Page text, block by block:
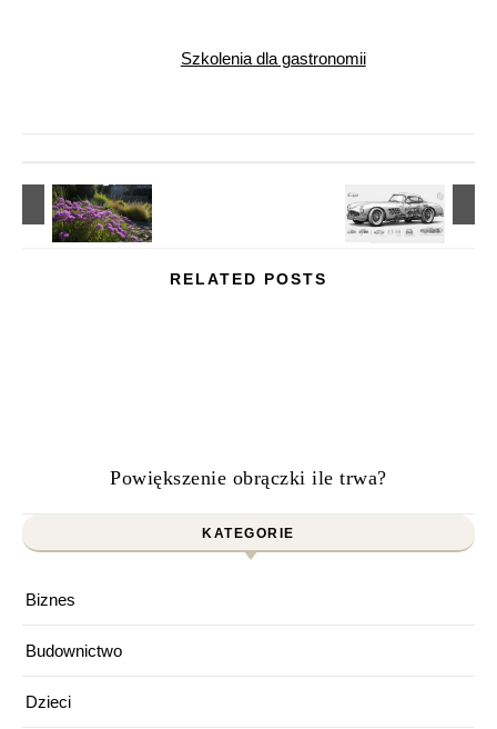
Szkolenia dla gastronomii
RELATED POSTS
Powiększenie obrączki ile trwa?
KATEGORIE
Biznes
Budownictwo
Dzieci